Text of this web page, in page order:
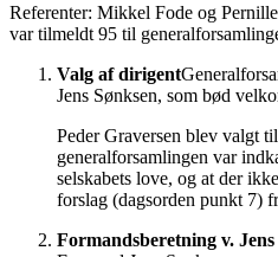
Referenter: Mikkel Fode og
var tilmeldt 95 til
Valg af dirigent
Jens Sønksen, som bød
Peder Graversen blev valgt
generalforsamlingen var
selskabets love, og at der
forslag (dagsorden punkt 7)
Formandsberetning v.